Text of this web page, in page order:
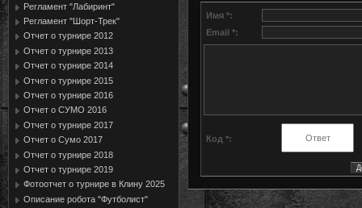
Регламент "Лабиринт"
Регламент "Шорт-Трек"
Отчет о турнире 2012
Отчет о турнире 2013
Отчет о турнире 2014
Отчет о турнире 2015
Отчет о турнире 2016
Отчет о СУМО 2016
Отчет о турнире 2017
Отчет о Сумо 2017
Отчет о турнире 2018
Отчет о турнире 2019
Фотоотчет о турнире в Клину 2025
Описание робота "Футболист"
Имя *:
Email *:
Код *: